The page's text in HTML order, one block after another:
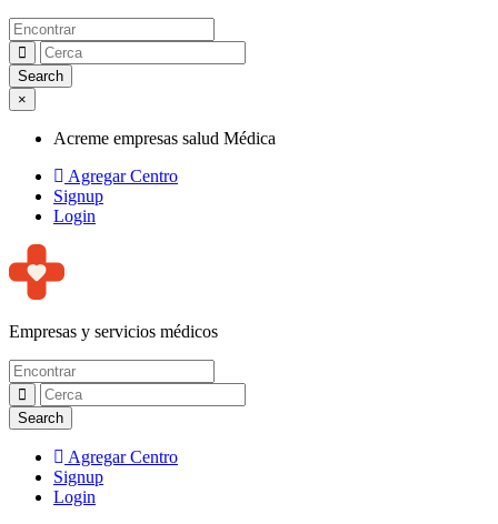
×
Acreme empresas salud Médica
Agregar Centro
Signup
Login
Acreme empresas salud Médica
Empresas y servicios médicos
Agregar Centro
Signup
Login